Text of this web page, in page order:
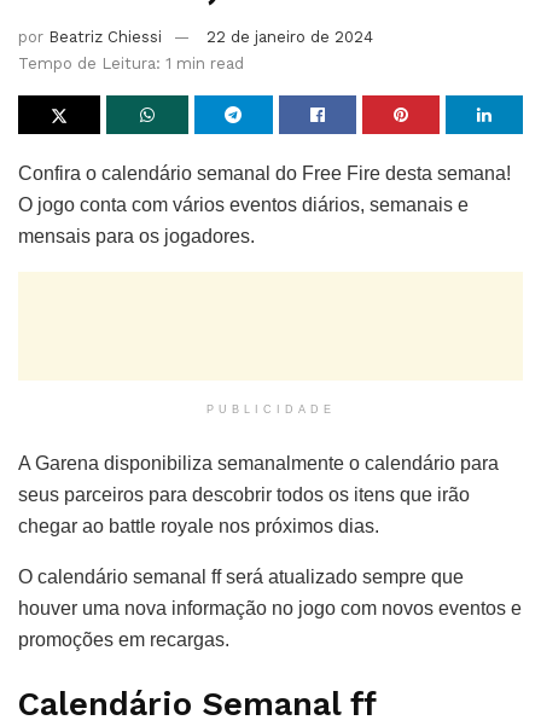
por Beatriz Chiessi
22 de janeiro de 2024
Tempo de Leitura: 1 min read
Confira o calendário semanal do Free Fire desta semana!
O jogo conta com vários eventos diários, semanais e
mensais para os jogadores.
PUBLICIDADE
A Garena disponibiliza semanalmente o calendário para
seus parceiros para descobrir todos os itens que irão
chegar ao battle royale nos próximos dias.
O calendário semanal ff será atualizado sempre que
houver uma nova informação no jogo com novos eventos e
promoções em recargas.
Calendário Semanal ff